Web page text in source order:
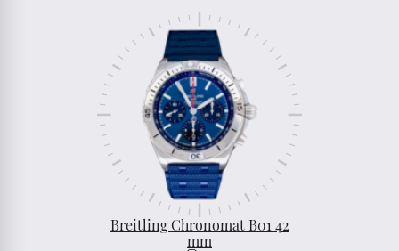
Breitling Chronomat B01 42
mm